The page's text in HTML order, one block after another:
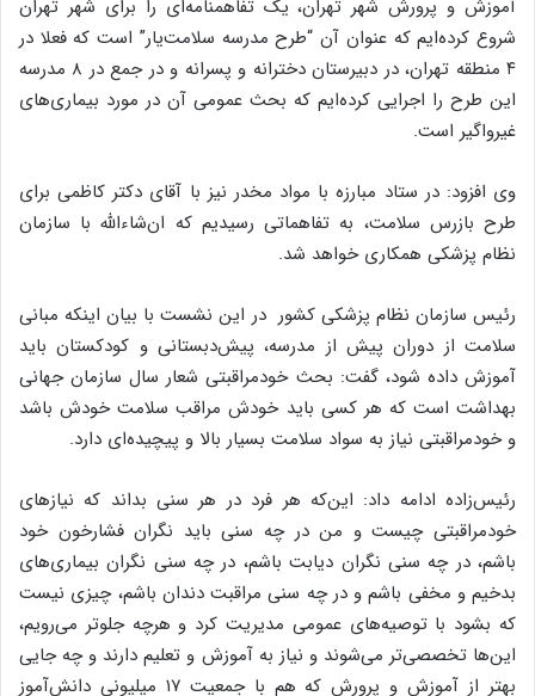
آموزش و پرورش شهر تهران، یک تفاهمنامه‌ای را برای شهر تهران
شروع کرده‌ایم که عنوان آن “طرح‌ مدرسه سلامت‌یار” است که فعلا در
۴ منطقه تهران، در دبیرستان دخترانه و پسرانه و در جمع در ۸ مدرسه
این طرح را اجرایی کرده‌ایم که بحث عمومی آن در مورد بیماری‌های
غیر‌واگیر است.
وی افزود: در ستاد مبارزه با مواد مخدر نیز‌ با آقای دکتر کاظمی برای
طرح بازرس سلامت، به تفاهماتی رسیدیم که ان‌شاءالله با سازمان
نظام پزشکی همکاری خواهد شد.
رئیس سازمان نظام پزشکی کشور ‌در این نشست با بیان اینکه مبانی
سلامت از دوران پیش از مدرسه، پیش‌دبستانی و کودکستان باید
آموزش داده شود، گفت: بحث خود‌مراقبتی شعار سال سازمان جهانی
بهداشت است که هر کسی باید خودش مراقب سلامت خودش باشد
و خودمراقبتی نیاز به سواد سلامت بسیار بالا و پیچیده‌ای دارد.
رئیس‌زاده ادامه داد: این‌که هر فرد در هر سنی بداند که نیازهای
خود‌مراقبتی چیست و من در چه سنی باید نگران فشارخون خود
باشم، در چه سنی نگران دیابت باشم، در چه سنی نگران بیماری‌های
بدخیم و مخفی باشم و در چه سنی مراقبت دندان ‌‌باشم، چیزی نیست
که بشود با توصیه‌های عمومی مدیریت کرد و هرچه جلوتر می‌رویم،
این‌ها تخصصی‌تر می‌شوند و نیاز به آموزش و تعلیم دارند و چه جایی
بهتر از آموزش و پرورش که هم با جمعیت ۱۷ میلیونی دانش‌آموز